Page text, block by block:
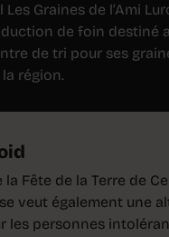
Graines de l’Ami
de foin destiné
de tri pour ses
région.
Fête de la Terre de
veut également une
les personnes